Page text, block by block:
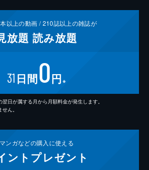
本以上の動画 /210誌以上の雑誌が
放題 読み放題
31 日間0円 ※
日が属する月から月額料金が発生します。
ん。
マンガなどの購入に使える
ント プレゼント